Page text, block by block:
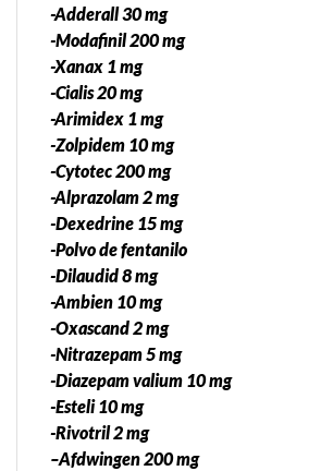
-Adderall 30 mg
-Modafinil 200 mg
-Xanax 1 mg
-Cialis 20 mg
-Arimidex 1 mg
-Zolpidem 10 mg
-Cytotec 200 mg
-Alprazolam 2 mg
-Dexedrine 15 mg
-Polvo de fentanilo
-Dilaudid 8 mg
-Ambien 10 mg
-Oxascand 2 mg
-Nitrazepam 5 mg
-Diazepam valium 10 mg
-Esteli 10 mg
-Rivotril 2 mg
–Afdwingen 200 mg